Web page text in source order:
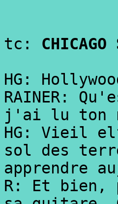
tc: CHICAGO
HG:
RAINER:
j'ai lu ton
HG: Vieil
sol des
apprendre
R: Et bien,